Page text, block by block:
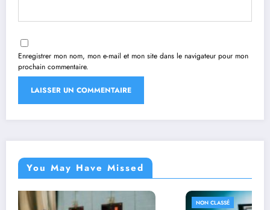
Enregistrer mon nom, mon e-mail et mon site dans le navigateur pour mon
prochain commentaire.
You May Have Missed
NON CLASSÉ